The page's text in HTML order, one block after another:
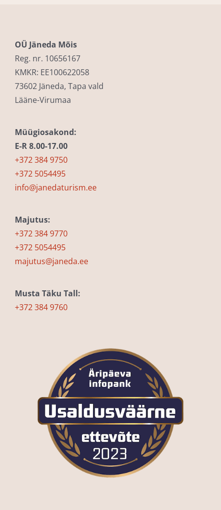
OÜ Jäneda Mõis
Reg. nr. 10656167
KMKR: EE100622058
73602 Jäneda, Tapa vald
Lääne-Virumaa
Müügiosakond:
E-R 8.00-17.00
+372 384 9750
+372 5054495
info@janedaturism.ee
Majutus:
+372 384 9770
+372 5054495
majutus@janeda.ee
Musta Täku Tall:
+372 384 9760